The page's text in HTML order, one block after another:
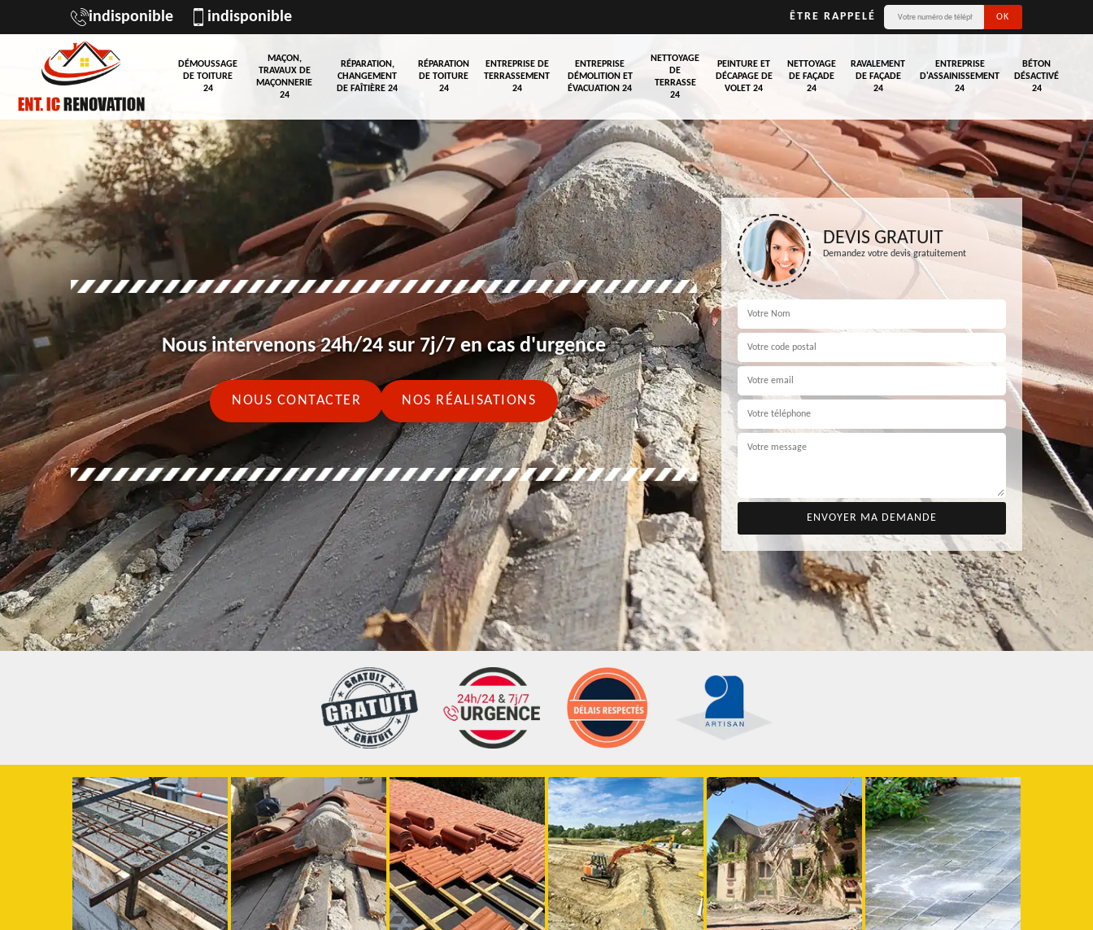
indisponible indisponible ÊTRE RAPPELÉ
DÉMOUSSAGE
DE TOITURE
24
MAÇON,
TRAVAUX DE
MAÇONNERIE
24
RÉPARATION,
CHANGEMENT
DE FAÎTIÈRE 24
RÉPARATION
DE TOITURE
24
ENTREPRISE DE
TERRASSEMENT
24
ENTREPRISE
DÉMOLITION ET
ÉVACUATION 24
NETTOYAGE
DE
TERRASSE
24
PEINTURE ET
DÉCAPAGE DE
VOLET 24
NETTOYAGE
DE FAÇADE
24
RAVALEMENT
DE FAÇADE
24
ENTREPRISE
D'ASSAINISSEMENT
24
BÉTON
DÉSACTIVÉ
24
Nous intervenons 24h/24 sur 7j/7 en cas d'urgence
NOUS CONTACTER NOS RÉALISATIONS
DEVIS GRATUIT
Demandez votre devis gratuitement